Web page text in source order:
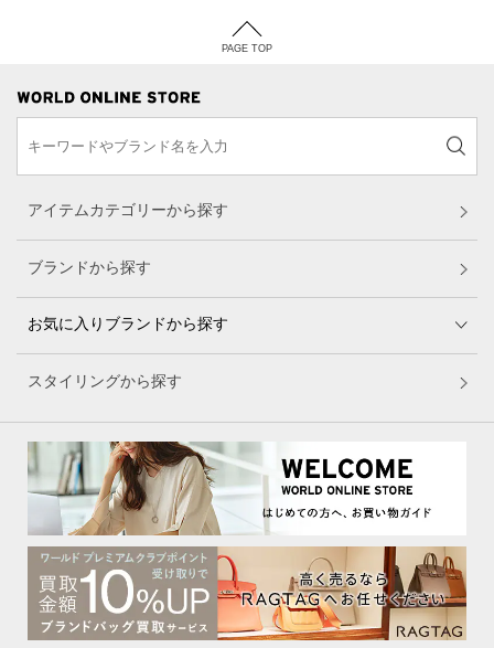
PAGE TOP
アイテムカテゴリーから探す
ブランドから探す
お気に入りブランドから探す
スタイリングから探す